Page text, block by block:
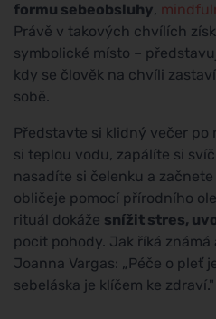
formu sebeobsluhy,
Právě v takových chvílích
symbolické místo –
kdy se člověk na chvíli
sobě.
Představte si klidný večer
si teplou vodu, zapálíte si
nasadíte si čelenku a
obličeje pomocí přírodního
rituál dokáže snížit stres,
pocit pohody. Jak říká známá
Joanna Vargas: „Péče o pleť
sebeláska je klíčem ke zdraví."